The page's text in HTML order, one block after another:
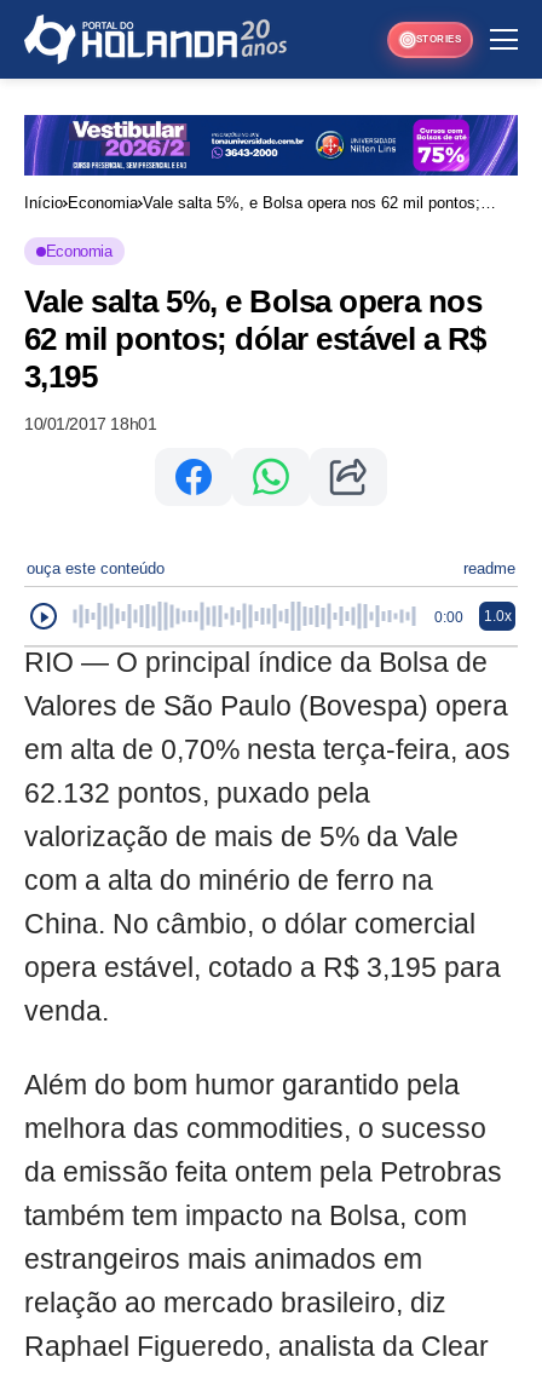
STORIES
Início Economia Vale salta 5%, e Bolsa opera nos 62 mil pontos;
Economia
Vale salta 5%, e Bolsa opera nos
62 mil pontos; dólar estável a R$
3,195
10/01/2017 18h01
ouça este conteúdo readme
0:00 1.0x
RIO — O principal índice da Bolsa de
Valores de São Paulo (Bovespa) opera
em alta de 0,70% nesta terça-feira, aos
62.132 pontos, puxado pela
valorização de mais de 5% da Vale
com a alta do minério de ferro na
China. No câmbio, o dólar comercial
opera estável, cotado a R$ 3,195 para
venda.
Além do bom humor garantido pela
melhora das commodities, o sucesso
da emissão feita ontem pela Petrobras
também tem impacto na Bolsa, com
estrangeiros mais animados em
relação ao mercado brasileiro, diz
Raphael Figueredo, analista da Clear